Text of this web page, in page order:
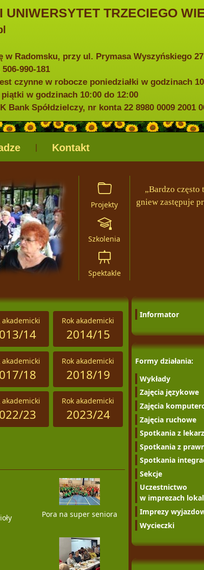
UNIWERSYTET TRZECIEGO
Radomsku, przy ul. Prymasa Wyszyńskiego 27
990-181
czynne w robocze poniedziałki w godzinach
w godzinach 10:00 do 12:00
Bank Spółdzielczy, nr konta 22 8980 0009 2001
Kontakt
Projekty
Szkolenia
Spektakle
„Bardzo często
gniew zastępuje
akademicki
14
Rok akademicki
2014/15
akademicki
18
Rok akademicki
2018/19
akademicki
23
Rok akademicki
2023/24
Pora na super seniora
Informator
Formy działania:
Wykłady
Zajęcia językowe
Zajęcia
Zajęcia ruchowe
Spotkania z
Spotkania z
Spotkania
Sekcje
Uczestnictwo
w imprezach
Imprezy
Wycieczki